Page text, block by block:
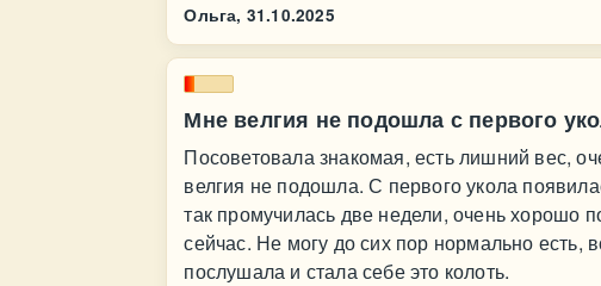
Ольга, 31.10.2025
Мне велгия не подошла с первого
Посоветовала знакомая, есть лишний вес,
велгия не подошла. С первого укола
так промучилась две недели, очень хорошо
сейчас. Не могу до сих пор нормально есть,
послушала и стала себе это колоть.